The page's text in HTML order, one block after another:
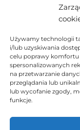
Używamy technologii
i/lub uzyskiwania
celu poprawy komfortu
spersonalizowanych
na przetwarzanie
przeglądania lub
lub wycofanie zgody,
funkcje.
Strona Główna
Regulamin
Polityka Prywatności
Polityka Cookies